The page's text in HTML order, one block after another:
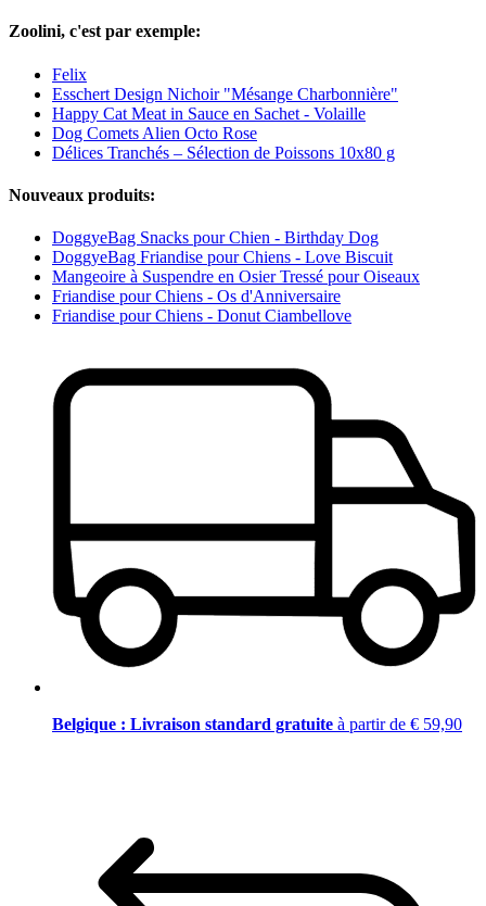
Zoolini, c'est par exemple:
Felix
Esschert Design Nichoir "Mésange Charbonnière"
Happy Cat Meat in Sauce en Sachet - Volaille
Dog Comets Alien Octo Rose
Délices Tranchés – Sélection de Poissons 10x80 g
Nouveaux produits:
DoggyeBag Snacks pour Chien - Birthday Dog
DoggyeBag Friandise pour Chiens - Love Biscuit
Mangeoire à Suspendre en Osier Tressé pour Oiseaux
Friandise pour Chiens - Os d'Anniversaire
Friandise pour Chiens - Donut Ciambellove
Belgique : Livraison standard gratuite à partir de € 59,90